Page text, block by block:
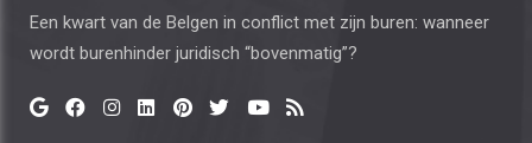
Een kwart van de Belgen in conflict met zijn buren: wanneer
wordt burenhinder juridisch “bovenmatig”?